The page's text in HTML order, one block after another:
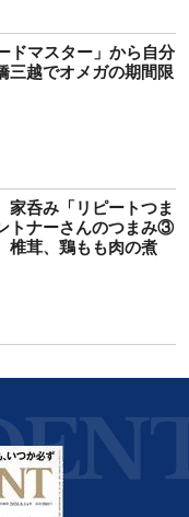
ドマスター」から自分
三越でオメガの期間限
家呑み「リピートつま
トナーさんのつまみ③
椎茸、鶏もも肉の煮